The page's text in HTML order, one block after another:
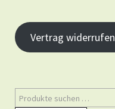
Vertrag widerrufen